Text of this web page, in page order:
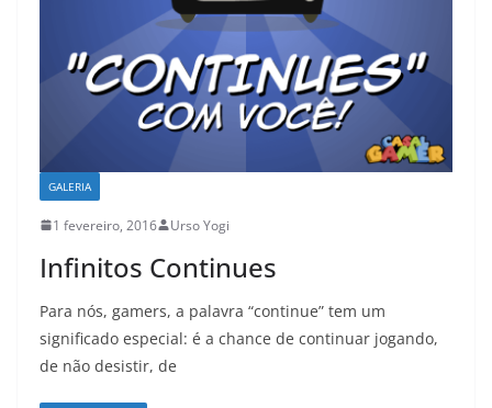
GALERIA
1 fevereiro, 2016 Urso Yogi
Infinitos Continues
Para nós, gamers, a palavra “continue” tem um
significado especial: é a chance de continuar jogando,
de não desistir, de